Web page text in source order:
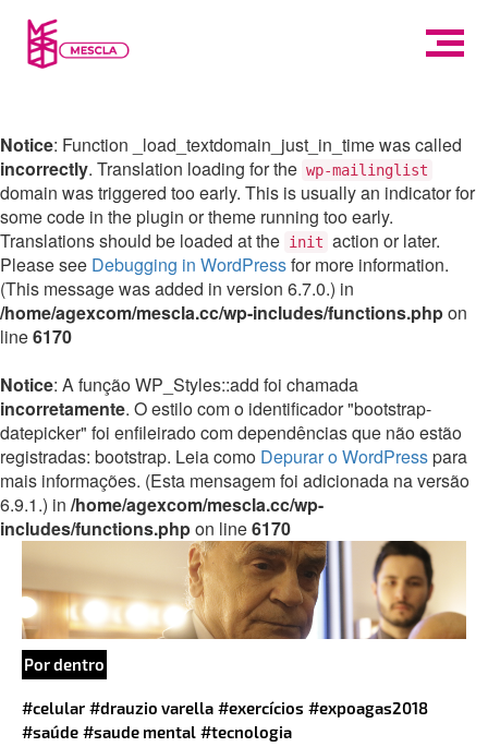
Notice: Function _load_textdomain_just_in_time was called
incorrectly. Translation loading for the wp-mailinglist
domain was triggered too early. This is usually an indicator for
some code in the plugin or theme running too early.
Translations should be loaded at the init action or later.
Please see Debugging in WordPressfor more information.
(This message was added in version 6.7.0.) in
/home/agexcom/mescla.cc/wp-includes/functions.phpon
line6170
Notice: A função WP_Styles::add foi chamada
incorretamente. O estilo com o identificador "bootstrap-
datepicker" foi enfileirado com dependências que não estão
registradas: bootstrap. Leia como Depurar o WordPresspara
mais informações. (Esta mensagem foi adicionada na versão
6.9.1.) in /home/agexcom/mescla.cc/wp-
includes/functions.phpon line6170
Por dentro
#celular #drauzio varella #exercícios #expoagas2018
#saúde #saude mental #tecnologia